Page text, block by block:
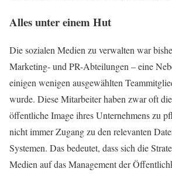
Alles unter einem Hut
Die sozialen Medien zu verwalten war
Marketing- und PR-Abteilungen – eine
einigen wenigen ausgewählten
wurde. Diese Mitarbeiter haben zwar oft
öffentliche Image ihres Unternehmens zu
nicht immer Zugang zu den relevanten
Systemen. Das bedeutet, dass sich die
Medien auf das Management der